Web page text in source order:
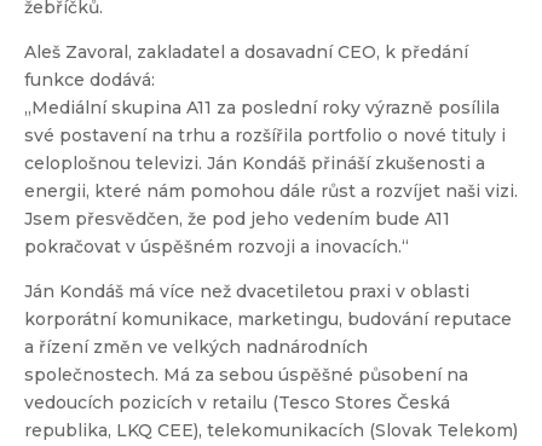
žebříčků.
Aleš Zavoral, zakladatel a dosavadní CEO, k předání
funkce dodává:
„Mediální skupina A11 za poslední roky výrazně posílila
své postavení na trhu a rozšířila portfolio o nové tituly i
celoplošnou televizi. Ján Kondáš přináší zkušenosti a
energii, které nám pomohou dále růst a rozvíjet naši vizi.
Jsem přesvědčen, že pod jeho vedením bude A11
pokračovat v úspěšném rozvoji a inovacích.“
Ján Kondáš má více než dvacetiletou praxi v oblasti
korporátní komunikace, marketingu, budování reputace
a řízení změn ve velkých nadnárodních
společnostech. Má za sebou úspěšné působení na
vedoucích pozicích v retailu (Tesco Stores Česká
republika, LKQ CEE), telekomunikacích (Slovak Telekom)